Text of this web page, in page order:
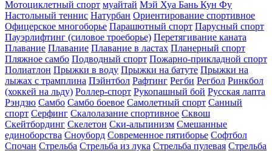
Мотоциклетный спорт муайтай Мэй Хуа Бань Кун Фу
Настольный теннис Натурбан Ориентирование cпортивное
Офицерское многоборье Парашютный спорт Парусный спорт
Пауэрлифтинг (силовое троеборье) Перетягивание каната
Плавание Плавание Плавание в ластах Планерный спорт
Пляжное самбо Подводный спорт Пожарно-прикладной спорт
Полиатлон Прыжки в воду Прыжки на батуте Прыжки на
лыжах с трамплина Пэйнтбол Рафтинг Регби Регбол Ринкбол
(хоккей на льду) Роллер-спорт Рукопашный бой Русская лапта
Рэндзю Самбо Самбо боевое Самолетный спорт Санный
спорт Серфинг Скалолазание спортивное Сквош
Скейтбординг Скелетон Ски-альпинизм Смешанные
единоборства Сноуборд Современное пятиборье Софтбол
Спочан Стрельба Стрельба из лука Стрельба пулевая Стрельба